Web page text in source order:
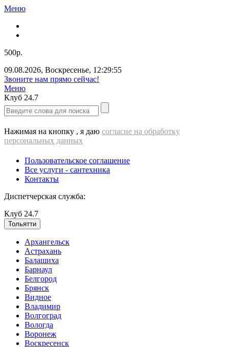
Меню
500р.
09.08.2026, Воскресенье, 12:29:55
Звоните нам прямо сейчас!
Меню
Клуб 24.7
Нажимая на кнопку , я даю согласие на обработку
персональных данных
Пользовательское соглашение
Все услуги - cантехника
Контакты
Диспетчерская служба:
Клуб 24.7
Тольятти
Архангельск
Астрахань
Балашиха
Барнаул
Белгород
Брянск
Видное
Владимир
Волгоград
Вологда
Воронеж
Воскресенск